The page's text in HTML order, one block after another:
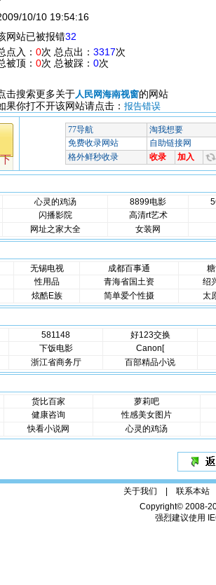
10/10 19:54:16
网站已被报错32
点入： 0次 总点出： 3317次
被顶： 0次 总被踩： 0次
击搜索更多关于人民网海南视窗的网站
果你打不开该网站请点击： 报告错误
心灵的鸡汤 8899电影
闪播影院
高清rt艺术
网址之家大全 女装网
无锡电视 成都百事通
性用品 青海省国土资
绍
炫酷E族 简单爱个性摄 太
581148
好123交换
下饭电影
Canon[
浙江省商务厅 百部精品小说
货比百家
萝莉吧
健康咨询
性感美女图片
快看小说网 心灵的鸡汤
关于我们 | 联系本站
Copyright© 2008-
强烈建议使用